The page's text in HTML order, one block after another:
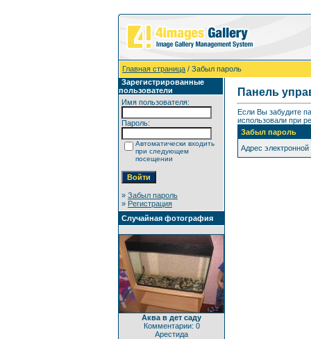
Главная страница / Забыл пароль
Зарегистрированные
пользователи
Имя пользователя:
Пароль:
Автоматически входить
при следующем
посещении
» Забыл пароль
» Регистрация
Случайная фотография
Аква в дет саду
Комментарии: 0
Арестида
Панель
Если Вы забудите
использовали при
Забыл пароль
Адрес